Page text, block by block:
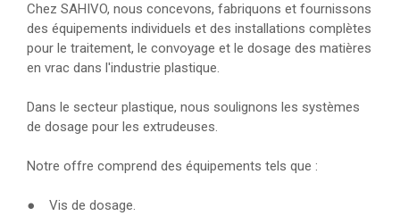
Chez SAHIVO, nous concevons, fabriquons et fournissons
des équipements individuels et des installations complètes
pour le traitement, le convoyage et le dosage des matières
en vrac dans l'industrie plastique.
Dans le secteur plastique, nous soulignons les systèmes
de dosage pour les extrudeuses.
Notre offre comprend des équipements tels que :
● Vis de dosage.